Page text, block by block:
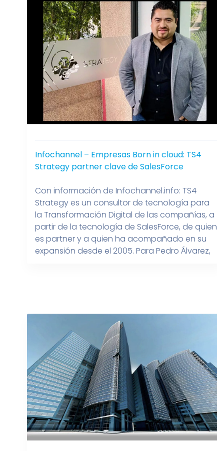
Wizard
Timeline
Process
Infochannel – Empresas Born in cloud: TS4
Strategy partner clave de SalesForce
Con información de Infochannel.info: TS4
Strategy es un consultor de tecnología para
la Transformación Digital de las compañías, a
partir de la tecnología de SalesForce, de quien
es partner y a quien ha acompañado en su
expansión desde el 2005. Para Pedro Álvarez,